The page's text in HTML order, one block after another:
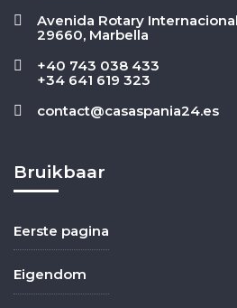
Avenida Rotary
29660, Marbella
+40 743 038 433
+34 641 619 323
contact@casaspania24.es
Bruikbaar
Eerste pagina
Eigendom